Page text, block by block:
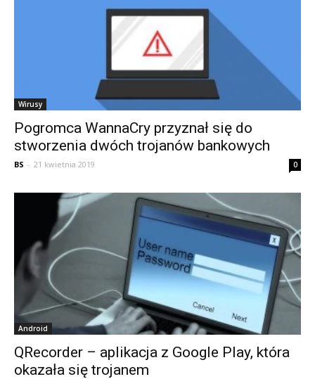
Wirusy
Pogromca WannaCry przyznał się do
stworzenia dwóch trojanów bankowych
BS - 21 kwietnia 2019 0
Android
QRecorder – aplikacja z Google Play, która
okazała się trojanem